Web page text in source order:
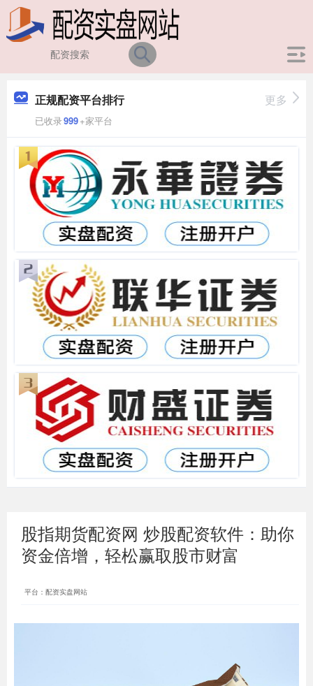
正规配资平台排行
已收录999+家平台
更多
股指期货配资网 炒股配资软件：助你
资金倍增，轻松赢取股市财富
平台：配资实盘网站